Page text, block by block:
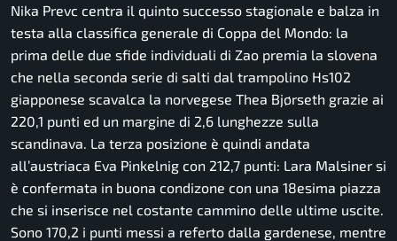
Nika Prevc centra il quinto successo stagionale e balza in
testa alla classifica generale di Coppa del Mondo: la
prima delle due sfide individuali di Zao premia la slovena
che nella seconda serie di salti dal trampolino Hs102
giapponese scavalca la norvegese Thea Bjørseth grazie ai
220,1 punti ed un margine di 2,6 lunghezze sulla
scandinava. La terza posizione è quindi andata
all’austriaca Eva Pinkelnig con 212,7 punti: Lara Malsiner si
è confermata in buona condizone con una 18esima piazza
che si inserisce nel costante cammino delle ultime uscite.
Sono 170,2 i punti messi a referto dalla gardenese, mentre